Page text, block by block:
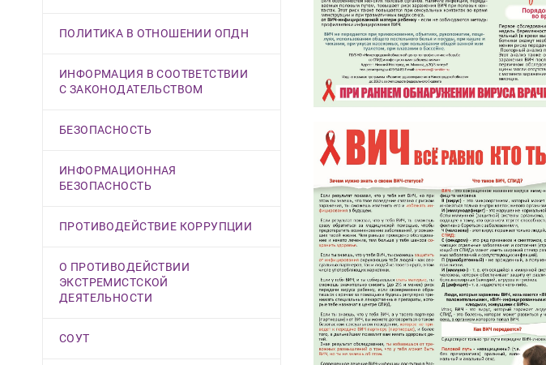
ПОЛИТИКА В ОТНОШЕНИИ ОПДН
ИНФОРМАЦИЯ В СООТВЕТСТВИИ
С ЗАКОНОДАТЕЛЬСТВОМ
БЕЗОПАСНОСТЬ
ИНФОРМАЦИОННАЯ
БЕЗОПАСНОСТЬ
ПРОТИВОДЕЙСТВИЕ КОРРУПЦИИ
О ПРОТИВОДЕЙСТВИИ
ЭКСТРЕМИСТСКОЙ
ДЕЯТЕЛЬНОСТИ
СОУТ